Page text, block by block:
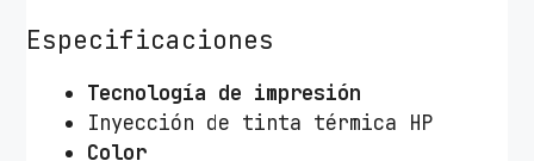
Especificaciones
Tecnología de impresión
Inyección de tinta térmica HP
Color